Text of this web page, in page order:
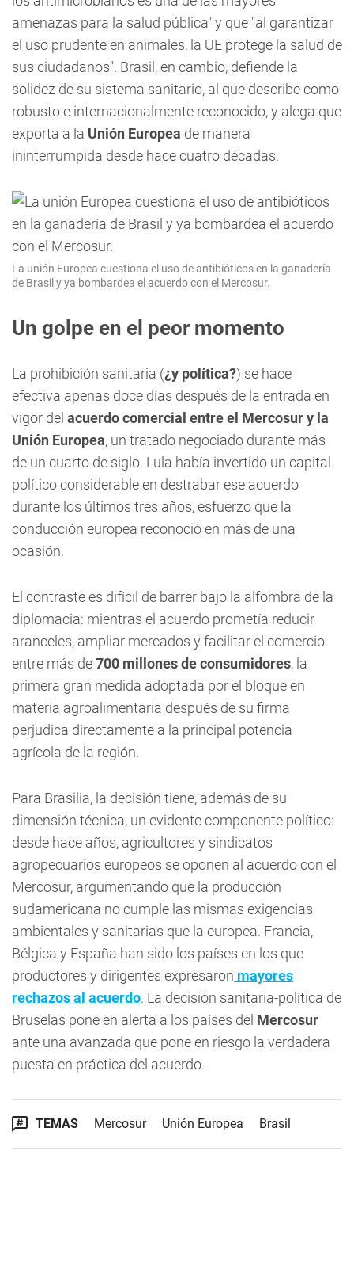
amenazas para la salud pública" y que "al garantizar
el uso prudente en animales, la UE protege la salud de
sus ciudadanos". Brasil, en cambio, defiende la
solidez de su sistema sanitario, al que describe como
robusto e internacionalmente reconocido, y alega que
exporta a la Unión Europea de manera
ininterrumpida desde hace cuatro décadas.
La unión Europea cuestiona el uso de antibióticos en la ganadería
de Brasil y ya bombardea el acuerdo con el Mercosur.
Un golpe en el peor momento
La prohibición sanitaria (¿y política?) se hace
efectiva apenas doce días después de la entrada en
vigor del acuerdo comercial entre el Mercosur y la
Unión Europea, un tratado negociado durante más
de un cuarto de siglo. Lula había invertido un capital
político considerable en destrabar ese acuerdo
durante los últimos tres años, esfuerzo que la
conducción europea reconoció en más de una
ocasión.
El contraste es difícil de barrer bajo la alfombra de la
diplomacia: mientras el acuerdo prometía reducir
aranceles, ampliar mercados y facilitar el comercio
entre más de700 millones de consumidores, la
primera gran medida adoptada por el bloque en
materia agroalimentaria después de su firma
perjudica directamente a la principal potencia
agrícola de la región.
Para Brasilia, la decisión tiene, además de su
dimensión técnica, un evidente componente político:
desde hace años, agricultores y sindicatos
agropecuarios europeos se oponen al acuerdo con el
Mercosur, argumentando que la producción
sudamericana no cumple las mismas exigencias
ambientales y sanitarias que la europea. Francia,
Bélgica y España han sido los países en los que
productores y dirigentes expresaron mayores
rechazos al acuerdo. La decisión sanitaria-política de
Bruselas pone en alerta a los países del Mercosur
ante una avanzada que pone en riesgo la verdadera
puesta en práctica del acuerdo.
TEMAS Mercosur Unión Europea Brasil